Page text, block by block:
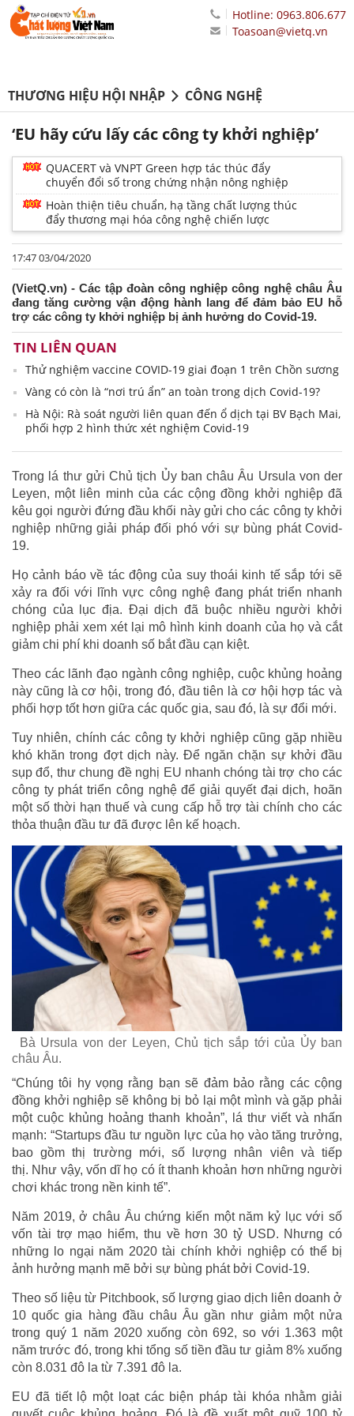
Hotline: 0963.806.677
Toasoan@vietq.vn
THƯƠNG HIỆU HỘI NHẬP CÔNG NGHỆ
‘EU hãy cứu lấy các công ty khởi nghiệp’
QUACERT và VNPT Green hợp tác thúc đẩy
chuyển đổi số trong chứng nhận nông nghiệp
Hoàn thiện tiêu chuẩn, hạ tầng chất lượng thúc
đẩy thương mại hóa công nghệ chiến lược
17:47 03/04/2020
(VietQ.vn) - Các tập đoàn công nghiệp công nghệ châu Âu
đang tăng cường vận động hành lang để đảm bảo EU hỗ
trợ các công ty khởi nghiệp bị ảnh hưởng do Covid-19.
TIN LIÊN QUAN
Thử nghiệm vaccine COVID-19 giai đoạn 1 trên Chồn sương
Vàng có còn là “nơi trú ẩn” an toàn trong dịch Covid-19?
Hà Nội: Rà soát người liên quan đến ổ dịch tại BV Bạch Mai,
phối hợp 2 hình thức xét nghiệm Covid-19
Trong lá thư gửi Chủ tịch Ủy ban châu Âu Ursula von der
Leyen, một liên minh của các cộng đồng khởi nghiệp đã
kêu gọi người đứng đầu khối này gửi cho các công ty khởi
nghiệp những giải pháp đối phó với sự bùng phát Covid-
19.
Họ cảnh báo về tác động của suy thoái kinh tế sắp tới sẽ
xảy ra đối với lĩnh vực công nghệ đang phát triển nhanh
chóng của lục địa. Đại dịch đã buộc nhiều người khởi
nghiệp phải xem xét lại mô hình kinh doanh của họ và cắt
giảm chi phí khi doanh số bắt đầu cạn kiệt.
Theo các lãnh đạo ngành công nghiệp, cuộc khủng hoảng
này cũng là cơ hội, trong đó, đầu tiên là cơ hội hợp tác và
phối hợp tốt hơn giữa các quốc gia, sau đó, là sự đổi mới.
Tuy nhiên, chính các công ty khởi nghiệp cũng gặp nhiều
khó khăn trong đợt dịch này. Để ngăn chặn sự khởi đầu
sụp đổ, thư chung đề nghị EU nhanh chóng tài trợ cho các
công ty phát triển công nghệ để giải quyết đại dịch, hoãn
một số thời hạn thuế và cung cấp hỗ trợ tài chính cho các
thỏa thuận đầu tư đã được lên kế hoạch.
Bà Ursula von der Leyen, Chủ tịch sắp tới của Ủy ban
châu Âu.
“Chúng tôi hy vọng rằng bạn sẽ đảm bảo rằng các cộng
đồng khởi nghiệp sẽ không bị bỏ lại một mình và gặp phải
một cuộc khủng hoảng thanh khoản”, lá thư viết và nhấn
mạnh: “Startups đầu tư nguồn lực của họ vào tăng trưởng,
bao gồm thị trường mới, số lượng nhân viên và tiếp
thị. Như vậy, vốn dĩ họ có ít thanh khoản hơn những người
chơi khác trong nền kinh tế”.
Năm 2019, ở châu Âu chứng kiến một năm kỷ lục với số
vốn tài trợ mạo hiểm, thu về hơn 30 tỷ USD. Nhưng có
những lo ngại năm 2020 tài chính khởi nghiệp có thể bị
ảnh hưởng mạnh mẽ bởi sự bùng phát bởi Covid-19.
Theo số liệu từ Pitchbook, số lượng giao dịch liên doanh ở
10 quốc gia hàng đầu châu Âu gần như giảm một nửa
trong quý 1 năm 2020 xuống còn 692, so với 1.363 một
năm trước đó, trong khi tổng số tiền đầu tư giảm 8% xuống
còn 8.031 đô la từ 7.391 đô la.
EU đã tiết lộ một loạt các biện pháp tài khóa nhằm giải